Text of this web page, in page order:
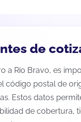
de
a Río Bravo, es
código postal de
Estos datos
de cobertura,